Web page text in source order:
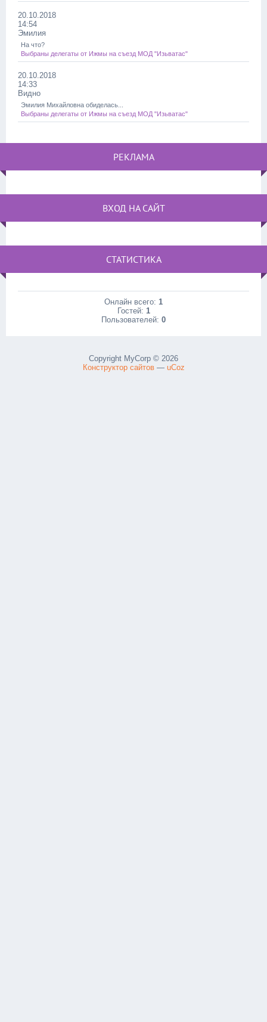
20.10.2018
14:54
Эмилия
На что?
Выбраны делегаты от Ижмы на съезд МОД "Изьватас"
20.10.2018
14:33
Видно
Эмилия Михайловна обиделась...
Выбраны делегаты от Ижмы на съезд МОД "Изьватас"
РЕКЛАМА
ВХОД НА САЙТ
СТАТИСТИКА
Онлайн всего: 1
Гостей: 1
Пользователей: 0
Copyright MyCorp © 2026
Конструктор сайтов— uCoz